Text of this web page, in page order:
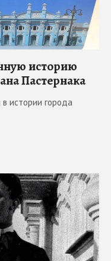
историю
Пастернака
истории города